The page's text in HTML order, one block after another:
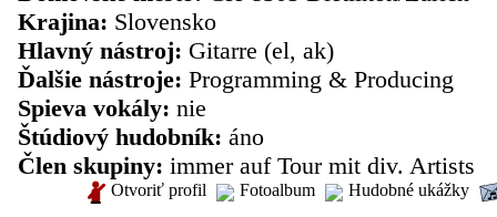
Krajina: Slovensko
Hlavný nástroj: Gitarre (el, ak)
Ďalšie nástroje: Programming & Producing
Spieva vokály: nie
Štúdiový hudobník: áno
Člen skupiny: immer auf Tour mit div. Artists
Otvoriť profil Fotoalbum Hudobné ukážky